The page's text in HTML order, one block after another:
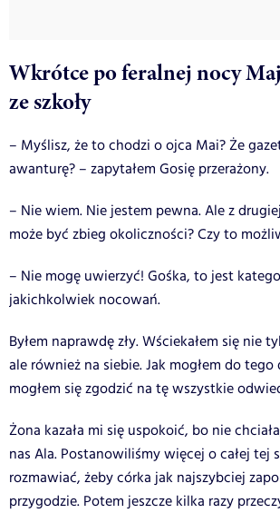
Wkrótce po feralnej nocy
ze szkoły
– Myślisz, że to chodzi o ojca Mai? Że
awanturę? – zapytałem Gosię przerażony.
– Nie wiem. Nie jestem pewna. Ale z
może być zbieg okoliczności? Czy to
– Nie mogę uwierzyć! Gośka, to jest
jakichkolwiek nocowań.
Byłem naprawdę zły. Wściekałem się nie
ale również na siebie. Jak mogłem do tego
mogłem się zgodzić na tę wszystkie
Żona kazała mi się uspokoić, bo nie
nas Ala. Postanowiliśmy więcej o całej tej
rozmawiać, żeby córka jak najszybciej
przygodzie. Potem jeszcze kilka razy